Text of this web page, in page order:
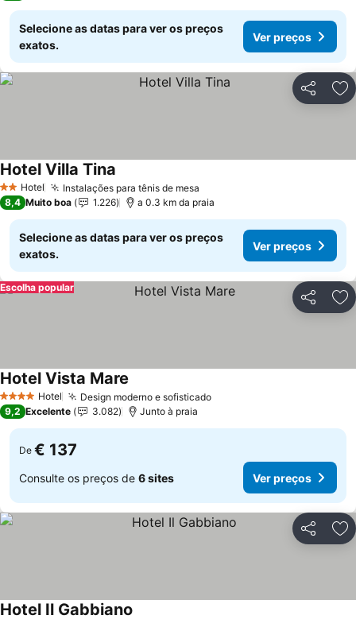
Selecione as datas para ver os preços
exatos.
Ver preços
Partilhar
2 Estrelas
Hotel Instalações para tênis de mesa
Hotel Villa Tina
8,4 Muito boa 1.226 a 0.3 km da praia
Selecione as datas para ver os preços
exatos.
Ver preços
Partilhar
Escolha popular
4 EstrelasHotel Design moderno e sofisticadoVer preços
Hotel Vista Mare
9,2 Excelente 3.082 Junto à praia
De € 137
Consulte os preços de 6 sites Ver preços
Partilhar
Hotel Il Gabbiano